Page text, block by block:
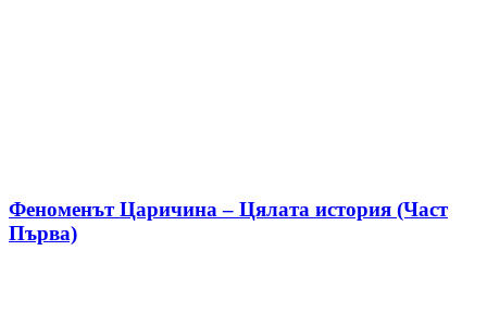
Феноменът Царичина – Цялата история (Част
Първа)